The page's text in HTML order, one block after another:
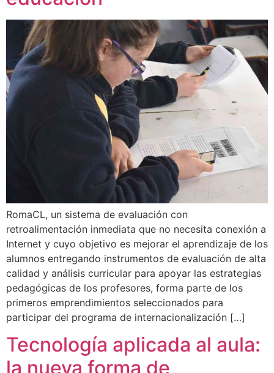
RomaCL, un sistema de evaluación con
retroalimentación inmediata que no necesita conexión a
Internet y cuyo objetivo es mejorar el aprendizaje de los
alumnos entregando instrumentos de evaluación de alta
calidad y análisis curricular para apoyar las estrategias
pedagógicas de los profesores, forma parte de los
primeros emprendimientos seleccionados para
participar del programa de internacionalización […]
Tecnología aplicada al aula:
la nueva forma de